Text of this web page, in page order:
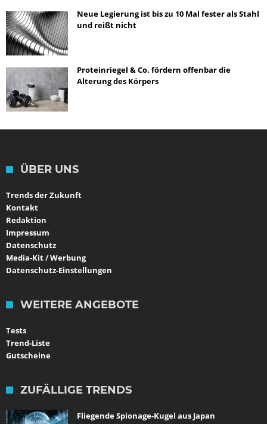
Neue Legierung ist bis zu 10 Mal fester als Stahl
und reißt nicht
Proteinriegel & Co. fördern offenbar die
Alterung des Körpers
ÜBER UNS
Trends der Zukunft
Kontakt
Redaktion
Impressum
Datenschutz
Media-Kit / Werbung
Datenschutz-Einstellungen
WEITERE ANGEBOTE
Tests
Trend-Liste
Gutscheine
ZUFÄLLIGE TRENDS
Fliegende Spionage-Kugel aus Japan